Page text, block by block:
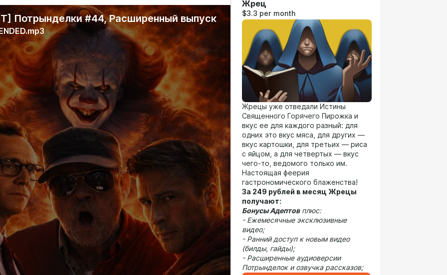
Потрынделки #44, Расширенный выпуск
Жрец
$3.3 per month
Жрецы уже отведали Истины
Священного Горячего Пирожка и
вкус ее для каждого разный: для
одних это вкус мяса, для других —
вкус картошки, для третьих — риса
с яйцом, а для четвертых — вкус
чего-то, ведомого только им.
Настоящая феерия
гастрономического блаженства!
За 249 рублей в месяц Жрецы
получают:
Бонусы Адептовплюс:
- Ежемесячные эксклюзивные
видео;
- Ранний доступ к новым видео
(билды, гайды);
- Расширенные аудиоверсии
Потрынделок и озвучка рассказов;